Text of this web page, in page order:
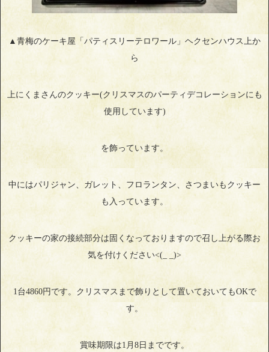
▲青梅のケーキ屋「パティスリーテロワール」ヘクセンハウス上か
ら
上にくまさんのクッキー(クリスマスのパーティデコレーションにも
使用しています)
を飾っています。
中にはパリジャン、ガレット、フロランタン、さつまいもクッキー
も入っています。
クッキーの家の接続部分は固くなっておりますので召し上がる際お
気を付けください<(_ _)>
1台4860円です。クリスマスまで飾りとして置いておいてもOKで
す。
賞味期限は1月8日までです。